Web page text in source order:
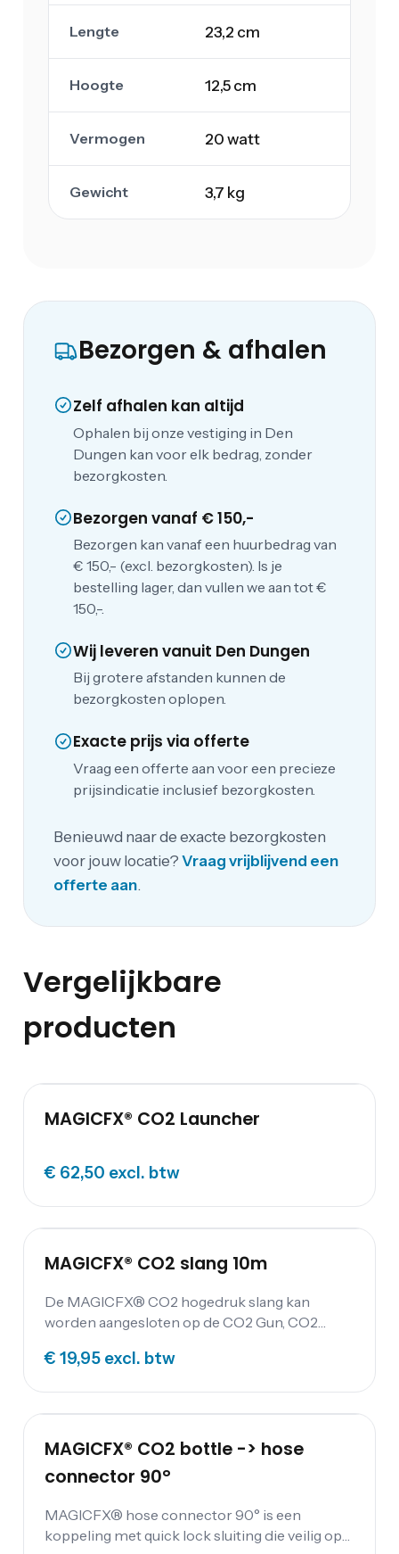
Lengte 23,2 cm
Hoogte 12,5 cm
Vermogen 20 watt
Gewicht 3,7 kg
Bezorgen & afhalen
Zelf afhalen kan altijd
Ophalen bij onze vestiging in Den
Dungen kan voor elk bedrag, zonder
bezorgkosten.
Bezorgen vanaf € 150,-
Bezorgen kan vanaf een huurbedrag van
€ 150,- (excl. bezorgkosten). Is je
bestelling lager, dan vullen we aan tot €
150,-.
Wij leveren vanuit Den Dungen
Bij grotere afstanden kunnen de
bezorgkosten oplopen.
Exacte prijs via offerte
Vraag een offerte aan voor een precieze
prijsindicatie inclusief bezorgkosten.
Benieuwd naar de exacte bezorgkosten
voor jouw locatie?Vraag vrijblijvend een
offerte aan.
Vergelijkbare
producten
MAGICFX® CO2 Launcher
€ 62,50 excl. btw
MAGICFX® CO2 slang 10m
De MAGICFX® CO2 hogedruk slang kan
worden aangesloten op de CO2 Gun, CO2
€ 19,95 excl. btw
MAGICFX® CO2 bottle -> hose
connector 90°
MAGICFX® hose connector 90° is een
koppeling met quick lock sluiting die veilig op